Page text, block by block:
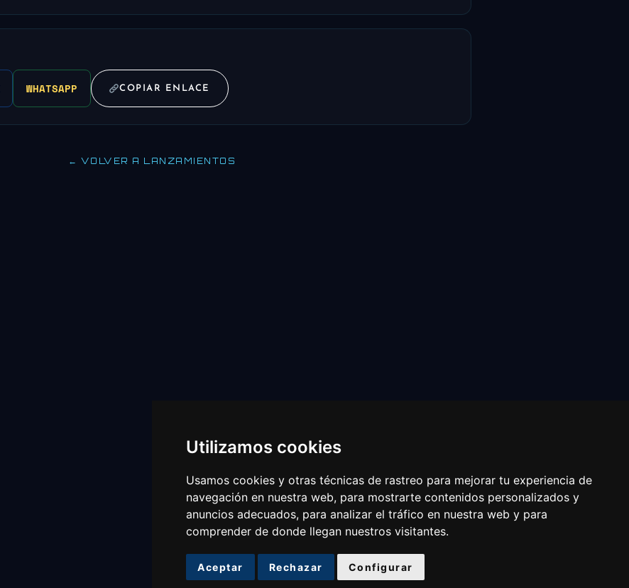
Utilizamos cookies
Usamos cookies y otras técnicas de rastreo para mejorar tu experiencia de
navegación en nuestra web, para mostrarte contenidos personalizados y
anuncios adecuados, para analizar el tráfico en nuestra web y para
comprender de donde llegan nuestros visitantes.
Aceptar Rechazar Configurar
WHATSAPP COPIAR ENLACE
← VOLVER A LANZAMIENTOS